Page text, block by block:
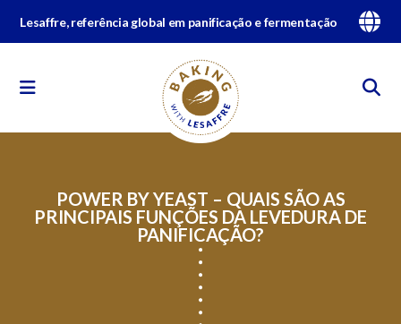
Lesaffre, referência global em panificação e fermentação
POWER BY YEAST – QUAIS SÃO AS
PRINCIPAIS FUNÇÕES DA LEVEDURA DE
PANIFICAÇÃO?